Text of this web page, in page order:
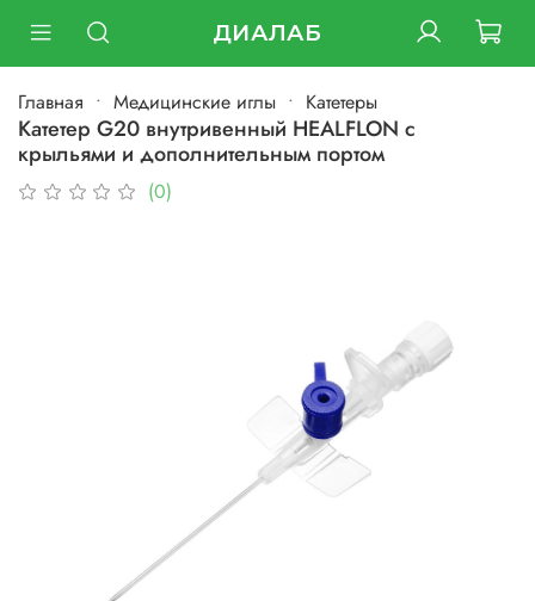
ДИАЛАБ
Главная Медицинские иглы Катетеры
Катетер G20 внутривенный HEALFLON с
крыльями и дополнительным портом
(0)